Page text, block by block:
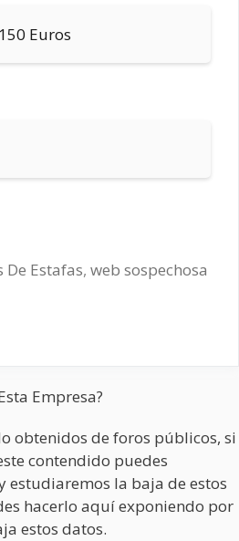
Euros
Estafas,web sospechosa
Empresa?
obtenidos de foros públicos, si
contendido puedes
estudiaremos la baja de estos
hacerlo aquí exponiendo por
estos datos.